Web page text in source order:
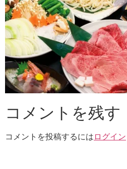
プ
コメントを残す
コメントを投稿するには ログイン